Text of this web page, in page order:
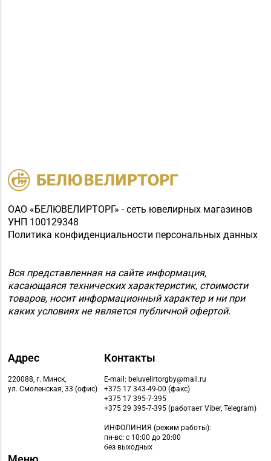
ОАО «БЕЛЮВЕЛИРТОРГ» - сеть ювелирных магазинов
УНП 100129348
Политика конфиденциальности персональных данных
Вся представленная на сайте информация,
касающаяся технических характеристик, стоимости
товаров, носит информационный характер и ни при
каких условиях не является публичной офертой.
Адрес
220088, г. Минск,
ул. Смоленская, 33 (офис)
Контакты
E-mail: beluvelirtorgby@mail.ru
+375 17 343-49-00 (факс)
+375 17 395-7-395
+375 29 395-7-395 (работает Viber, Telegram)
ИНФОЛИНИЯ (режим работы):
пн-вс: с 10:00 до 20:00
без выходных